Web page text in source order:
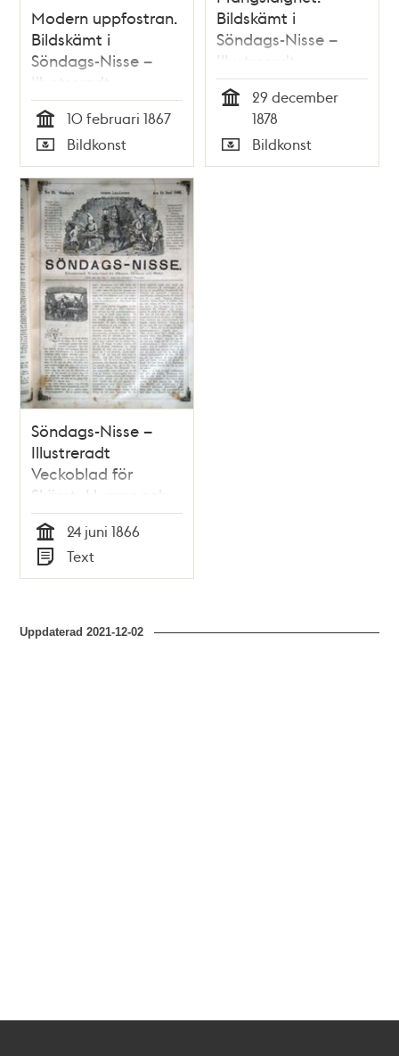
Modern uppfostran.
Bildskämt i
Söndags-Nisse –
Illustreradt
Veckoblad för
Skämt, Humor och
Satir, nr 6, den 10
februari 1867
Tid
10 februari 1867
Typ
Bildkonst
Bildskämt i
Söndags-Nisse –
Illustreradt
Veckoblad för
Skämt, Humor och
Satir, nr 52, den 29
december 1878
29 december
1878
Typ
Bildkonst
Söndags-Nisse –
Illustreradt
Veckoblad för
Skämt, Humor och
Satir, nr 25, den 24
juni 1866 om
Stockholmsutställningen
1866
Tid
24 juni 1866
Typ
Text
Uppdaterad2021-12-02